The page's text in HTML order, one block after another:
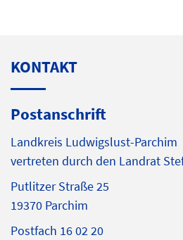
KONTAKT
Postanschrift
Landkreis Ludwigslust-Parchim
vertreten durch den Landrat
Putlitzer Straße 25
19370 Parchim
Postfach 16 02 20